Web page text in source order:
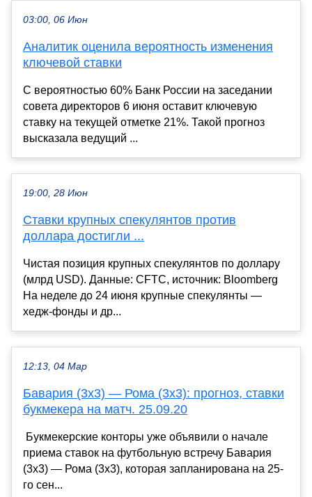
03:00, 06 Июн
Аналитик оценила вероятность изменения
ключевой ставки
С вероятностью 60% Банк России на заседании
совета директоров 6 июня оставит ключевую
ставку на текущей отметке 21%. Такой прогноз
высказала ведущий ...
19:00, 28 Июн
Ставки крупных спекулянтов против
доллара достигли ...
Чистая позиция крупных спекулянтов по доллару
(млрд USD). Данные: CFTC, источник: Bloomberg
На неделе до 24 июня крупные спекулянты —
хедж-фонды и др...
12:13, 04 Мар
Бавария (3х3) — Рома (3х3): прогноз, ставки
букмекера на матч. 25.09.20
Букмекерские конторы уже объявили о начале
приема ставок на футбольную встречу Бавария
(3х3) — Рома (3х3), которая запланирована на 25-
го сен...